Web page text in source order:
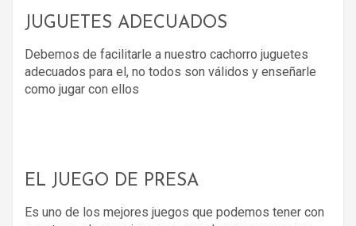
JUGUETES ADECUADOS
Debemos de facilitarle a nuestro cachorro juguetes
adecuados para el, no todos son válidos y enseñarle
como jugar con ellos
EL JUEGO DE PRESA
Es uno de los mejores juegos que podemos tener con